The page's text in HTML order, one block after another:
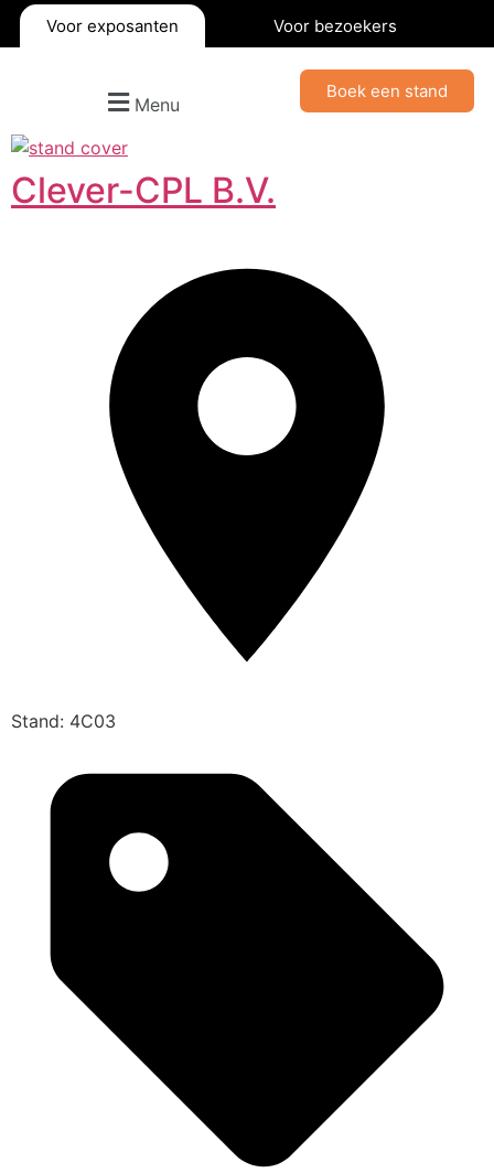
Voor exposanten Voor bezoekers
Menu
Boek een stand
Clever-CPL B.V.
Stand: 4C03